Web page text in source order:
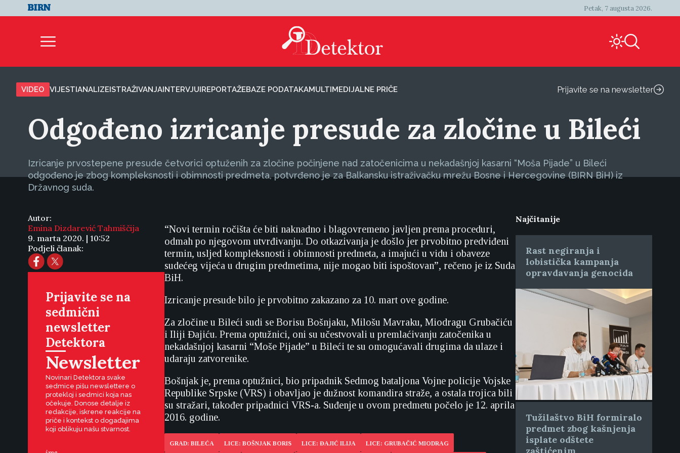
Petak, 7 augusta 2026.
VIDEO VIJESTIANALIZEISTRAŽIVANJAINTERVJUIREPORTAŽEBAZE PODATAKAMULTIMEDIJALNE PRIČE Prijavite se na newsletter
Odgođeno izricanje presude za zločine u Bileći
Izricanje prvostepene presude četvorici optuženih za zločine počinjene nad zatočenicima u nekadašnjoj kasarni “Moša Pijade” u Bileći
odgođeno je zbog kompleksnosti i obimnosti predmeta, potvrđeno je za Balkansku istraživačku mrežu Bosne i Hercegovine (BIRN BiH) iz
Državnog suda.
Autor:
Emina Dizdarević Tahmiščija
9. marta 2020. | 10:52
Podjeli članak:
Prijavite se na
sedmični
newsletter
Detektora
Newsletter
Novinari Detektora svake
sedmice pišu newslettere o
protekloj i sedmici koja nas
očekuje. Donose detalje iz
redakcije, iskrene reakcije na
priče i kontekst o događajima
koji oblikuju našu stvarnost.
“Novi termin ročišta će biti naknadno i blagovremeno javljen prema proceduri,
odmah po njegovom utvrđivanju. Do otkazivanja je došlo jer prvobitno predviđeni
termin, usljed kompleksnosti i obimnosti predmeta, a imajući u vidu i obaveze
sudećeg vijeća u drugim predmetima, nije mogao biti ispoštovan”, rečeno je iz Suda
BiH.
Izricanje presude bilo je prvobitno zakazano za 10. mart ove godine.
Za zločine u Bileći sudi se Borisu Bošnjaku, Milošu Mavraku, Miodragu Grubačiću
i Iliji Đajiću. Prema optužnici, oni su učestvovali u premlaćivanju zatočenika u
nekadašnjoj kasarni “Moše Pijade” u Bileći te su omogućavali drugima da ulaze i
udaraju zatvorenike.
Bošnjak je, prema optužnici, bio pripadnik Sedmog bataljona Vojne policije Vojske
Republike Srpske (VRS) i obavljao je dužnost komandira straže, a ostala trojica bili
su stražari, također pripadnici VRS-a. Suđenje u ovom predmetu počelo je 12. aprila
2016. godine.
GRAD: BILEĆA LICE: BOŠNJAK BORIS LICE: ĐAJIĆ ILIJA LICE: GRUBAČIĆ MIODRAG
Najčitanije
Rast negiranja i
lobistička kampanja
opravdavanja genocida
Tužilaštvo BiH formiralo
predmet zbog kašnjenja
isplate odštete